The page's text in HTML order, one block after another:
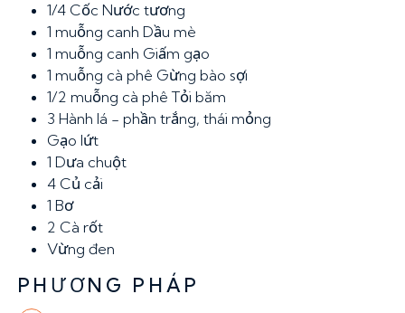
1/4 Cốc Nước tương
1 muỗng canh Dầu mè
1 muỗng canh Giấm gạo
1 muỗng cà phê Gừng bào sợi
1/2 muỗng cà phêTỏi băm
3 Hành lá - phần trắng, thái mỏng
Gạo lứt
1 Dưa chuột
4 Củ cải
1 Bơ
2 Cà rốt
Vừng đen
PHƯƠNG PHÁP